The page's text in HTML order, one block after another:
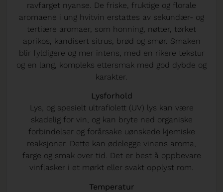
ravfarget nyanse. De friske, fruktige og florale
aromaene i ung hvitvin erstattes av sekundær- og
tertiære aromaer, som honning, nøtter, tørket
aprikos, kandisert sitrus, brød og smør. Smaken
blir fyldigere og mer intens, med en rikere tekstur
og en lang, kompleks ettersmak med god dybde og
karakter.
Lysforhold
Lys, og spesielt ultrafiolett (UV) lys kan være
skadelig for vin, og kan bryte ned organiske
forbindelser og forårsake uønskede kjemiske
reaksjoner. Dette kan ødelegge vinens aroma,
farge og smak over tid. Det er best å oppbevare
vinflasker i et mørkt eller svakt opplyst rom.
Temperatur